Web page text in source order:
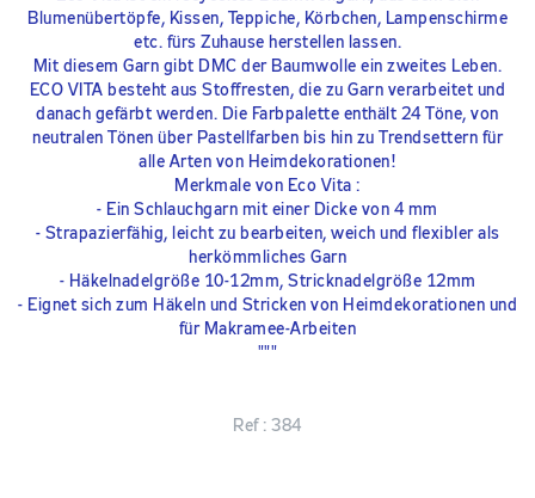
Blumenübertöpfe, Kissen, Teppiche, Körbchen, Lampenschirme
etc. fürs Zuhause herstellen lassen.
Mit diesem Garn gibt DMC der Baumwolle ein zweites Leben.
ECO VITA besteht aus Stoffresten, die zu Garn verarbeitet und
danach gefärbt werden. Die Farbpalette enthält 24 Töne, von
neutralen Tönen über Pastellfarben bis hin zu Trendsettern für
alle Arten von Heimdekorationen!
Merkmale von Eco Vita :
- Ein Schlauchgarn mit einer Dicke von 4 mm
- Strapazierfähig, leicht zu bearbeiten, weich und flexibler als
herkömmliches Garn
- Häkelnadelgröße 10-12mm, Stricknadelgröße 12mm
- Eignet sich zum Häkeln und Stricken von Heimdekorationen und
für Makramee-Arbeiten
"""
Ref :384